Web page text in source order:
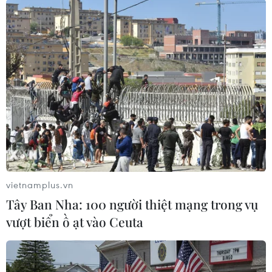
#COVID-19 #tiêm chủng
#ngành du lịch
#khách quốc tế
#tiêm phòng #hạn chế nhập cảnh
Theo dõi VietnamPlus
TIN LIÊN QUAN
vietnamplus.vn
Tây Ban Nha: 100 người thiệt mạng trong vụ
vượt biển ồ ạt vào Ceuta